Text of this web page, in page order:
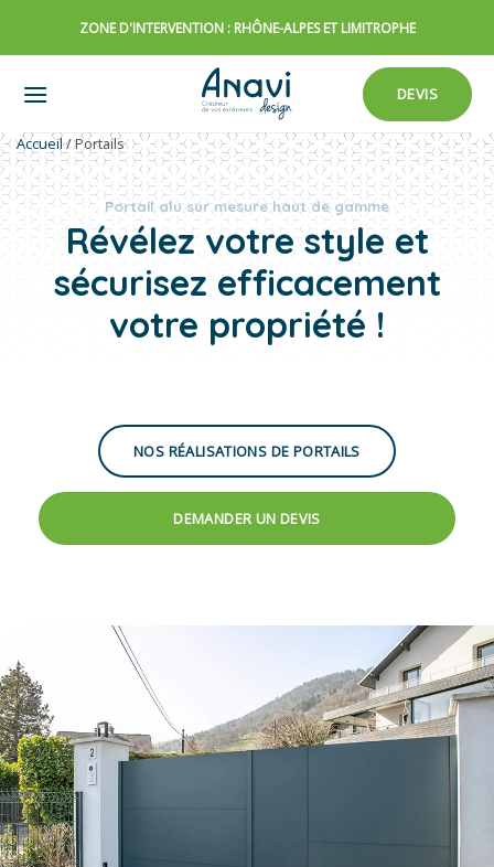
ZONE D'INTERVENTION : RHÔNE-ALPES ET LIMITROPHE
DEVIS
Accueil/Portails
Portail alu sur mesure haut de gamme
Révélez votre style et
sécurisez efficacement
votre propriété !
NOS RÉALISATIONS DE PORTAILS
DEMANDER UN DEVIS